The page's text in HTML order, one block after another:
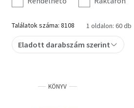
Gyermek- és ifjúsági
Hobbi, szabadidő
Találatok száma: 8108 1 oldalon: 60 db
Eladott darabszám szerint
KÖNYV